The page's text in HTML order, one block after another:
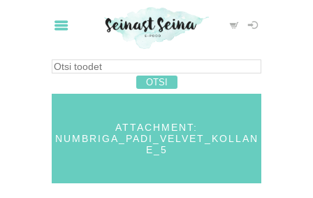
ATTACHMENT:
NUMBRIGA_PADI_VELVET_KOLLAN
E_5